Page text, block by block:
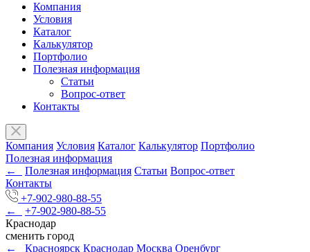
Компания
Условия
Каталог
Калькулятор
Портфолио
Полезная информация
Статьи
Вопрос-ответ
Контакты
Компания Условия Каталог Калькулятор Портфолио
Полезная информация
←
Полезная информация Статьи Вопрос-ответ
Контакты
+7-902-980-88-55
←
+7-902-980-88-55
Краснодар
сменить город
←
Красноярск Краснодар Москва Оренбург